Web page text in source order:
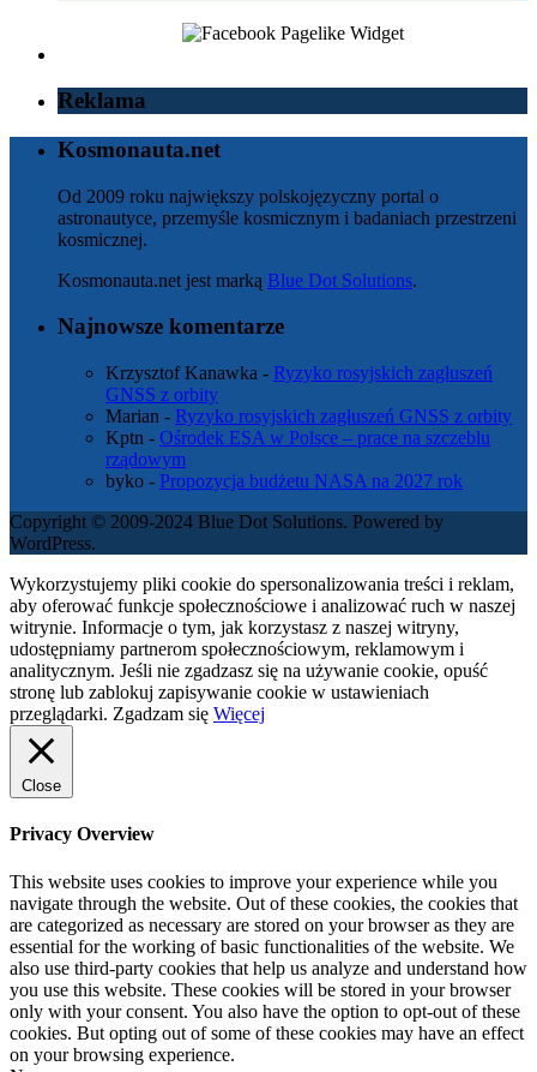
Reklama
Kosmonauta.net
Od 2009 roku największy polskojęzyczny portal o
astronautyce, przemyśle kosmicznym i badaniach przestrzeni
kosmicznej.
Kosmonauta.net jest marką Blue Dot Solutions.
Najnowsze komentarze
Krzysztof Kanawka - Ryzyko rosyjskich zagłuszeń
GNSS z orbity
Marian - Ryzyko rosyjskich zagłuszeń GNSS z orbity
Kptn - Ośrodek ESA w Polsce – prace na szczeblu
rządowym
byko - Propozycja budżetu NASA na 2027 rok
Copyright © 2009-2024 Blue Dot Solutions. Powered by
WordPress.
Wykorzystujemy pliki cookie do spersonalizowania treści i reklam,
aby oferować funkcje społecznościowe i analizować ruch w naszej
witrynie. Informacje o tym, jak korzystasz z naszej witryny,
udostępniamy partnerom społecznościowym, reklamowym i
analitycznym. Jeśli nie zgadzasz się na używanie cookie, opuść
stronę lub zablokuj zapisywanie cookie w ustawieniach
przeglądarki. Zgadzam się Więcej
Close
Privacy Overview
This website uses cookies to improve your experience while you
navigate through the website. Out of these cookies, the cookies that
are categorized as necessary are stored on your browser as they are
essential for the working of basic functionalities of the website. We
also use third-party cookies that help us analyze and understand how
you use this website. These cookies will be stored in your browser
only with your consent. You also have the option to opt-out of these
cookies. But opting out of some of these cookies may have an effect
on your browsing experience.